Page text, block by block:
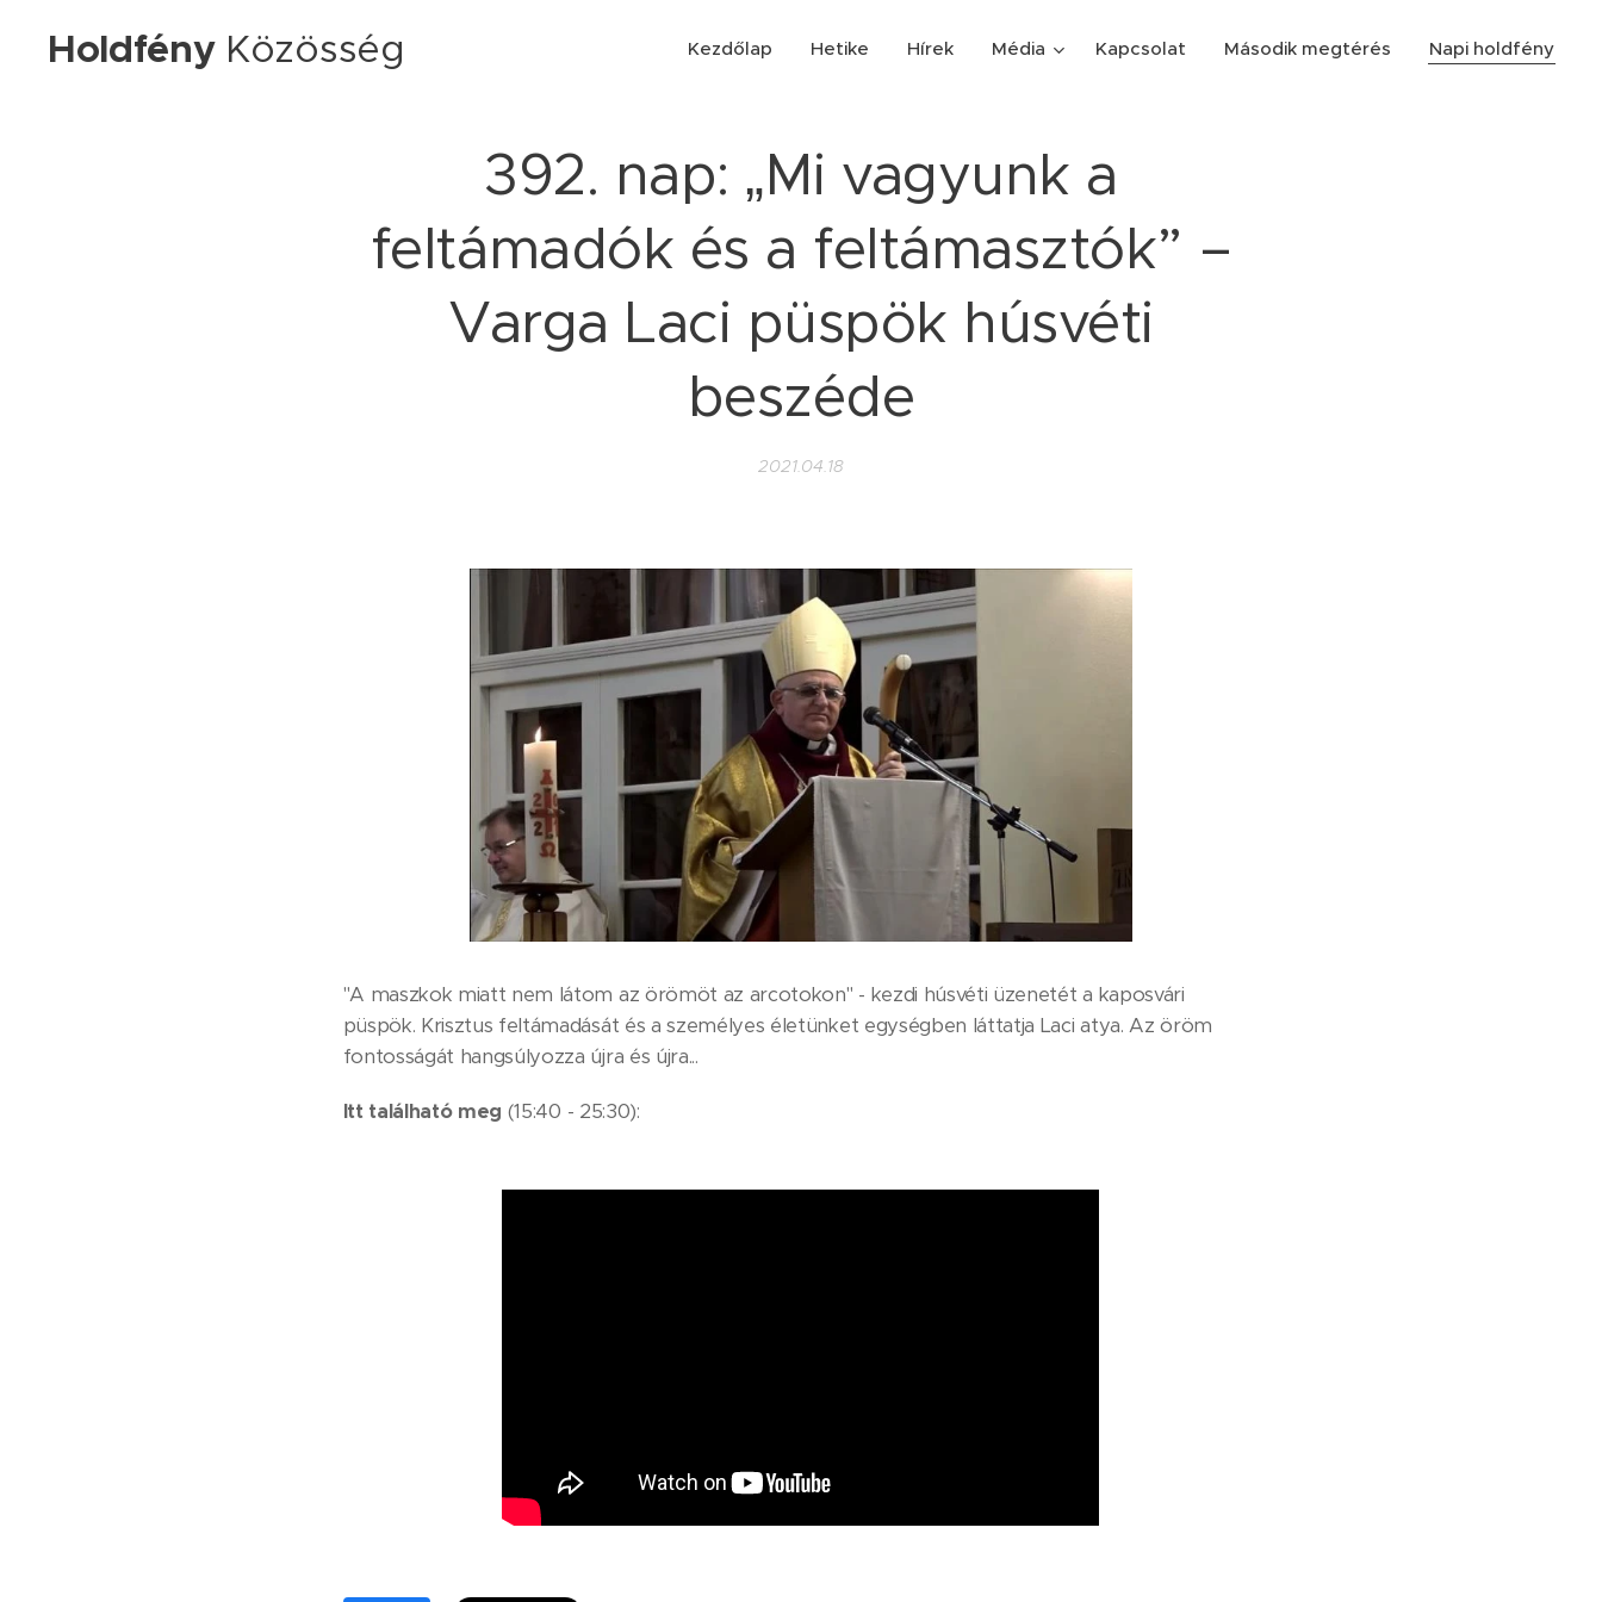
HoldfényKözösség Kezdőlap Hetike Hírek Média Kapcsolat Második megtérés Napi holdfény
392. nap: „Mi vagyunk a
feltámadók és a feltámasztók” –
Varga Laci püspök húsvéti
beszéde
2021.04.18
"A maszkok miatt nem látom az örömöt az arcotokon" - kezdi húsvéti üzenetét a kaposvári
püspök. Krisztus feltámadását és a személyes életünket egységben láttatja Laci atya. Az öröm
fontosságát hangsúlyozza újra és újra...
Itt található meg (15:40 - 25:30):